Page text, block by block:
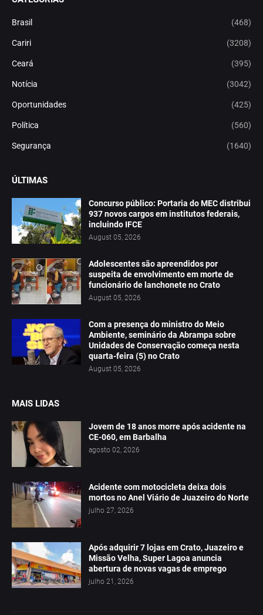
Brasil (468)
Cariri (3208)
Ceará (395)
Notícia (3042)
Oportunidades (425)
Política (560)
Segurança (1640)
ÚLTIMAS
Concurso público: Portaria do MEC distribui
937 novos cargos em institutos federais,
incluindo IFCE
August 05, 2026
Adolescentes são apreendidos por
suspeita de envolvimento em morte de
funcionário de lanchonete no Crato
August 05, 2026
Com a presença do ministro do Meio
Ambiente, seminário da Abrampa sobre
Unidades de Conservação começa nesta
quarta-feira (5) no Crato
August 05, 2026
MAIS LIDAS
Jovem de 18 anos morre após acidente na
CE-060, em Barbalha
agosto 02, 2026
Acidente com motocicleta deixa dois
mortos no Anel Viário de Juazeiro do Norte
julho 27, 2026
Após adquirir 7 lojas em Crato, Juazeiro e
Missão Velha, Super Lagoa anuncia
abertura de novas vagas de emprego
julho 21, 2026